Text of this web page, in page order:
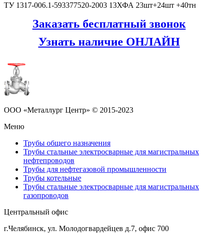
ТУ 1317-006.1-593377520-2003 13ХФА 23шт+24шт +40тн
Заказать бесплатный звонок
Узнать наличие ОНЛАЙН
ООО «Металлург Центр» © 2015-2023
Меню
Трубы общего назначения
Трубы стальные электросварные для магистральных
нефтепроводов
Трубы для нефтегазовой промышленности
Трубы котельные
Трубы стальные электросварные для магистральных
газопроводов
Центральный офис
г.Челябинск, ул. Молодогвардейцев д.7, офис 700